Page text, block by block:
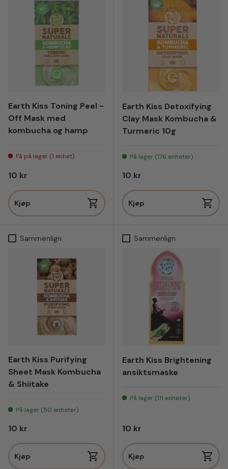
Earth Kiss Toning Peel -
Off Mask med
kombucha og hamp
Få på lager (1 enhet)
Vanlig pris
10 kr
Kjøp
Earth Kiss Detoxifying
Clay Mask Kombucha &
Turmeric 10g
På lager (176 enheter)
Vanlig pris
10 kr
Kjøp
Sammenlign
Earth Kiss Purifying
Sheet Mask Kombucha
& Shiitake
På lager (50 enheter)
Vanlig pris
10 kr
Kjøp
Sammenlign
Earth Kiss Brightening
ansiktsmaske
På lager (111 enheter)
Vanlig pris
10 kr
Kjøp